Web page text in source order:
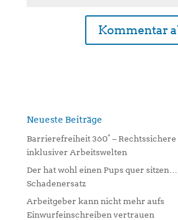
n
v
e
:
Neueste Beiträge
Barrierefreiheit 360° –
inklusiver Arbeitswelten
Der hat wohl einen Pups quer sitzen…
Schadenersatz
Arbeitgeber kann nicht mehr aufs
Einwurfeinschreiben vertrauen